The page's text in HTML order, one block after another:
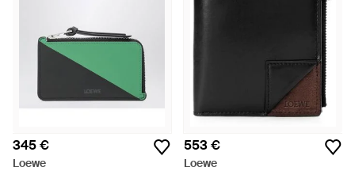
345 €
Loewe
553 €
Loewe